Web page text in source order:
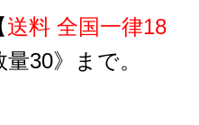
送料 全国一律18
30》まで。